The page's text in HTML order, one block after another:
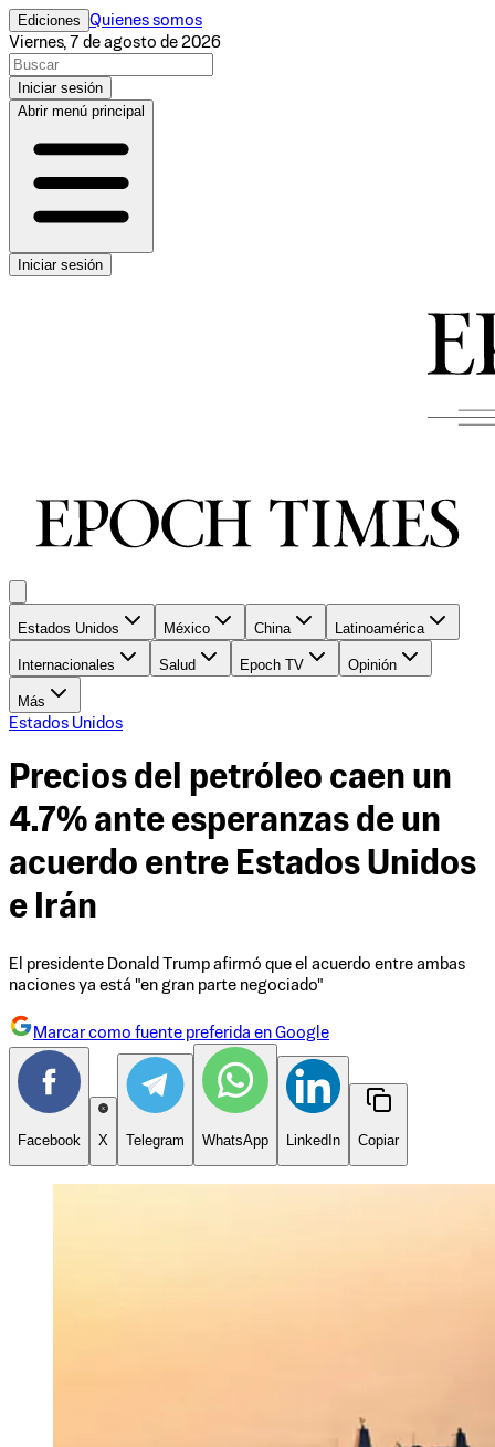
Ediciones Quienes somos
Viernes, 7 de agosto de 2026
Iniciar sesión
Abrir menú principal
Iniciar sesión
Estados Unidos México China Latinoamérica
Internacionales Salud Epoch TV Opinión
Más
Estados Unidos
Precios del petróleo caen un
4.7% ante esperanzas de un
acuerdo entre Estados Unidos
e Irán
El presidente Donald Trump afirmó que el acuerdo entre ambas
naciones ya está "en gran parte negociado"
Marcar como fuente preferida en Google
Facebook X Telegram WhatsApp LinkedIn Copiar